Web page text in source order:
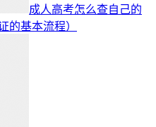
成人高考怎么查自己的
的基本流程）